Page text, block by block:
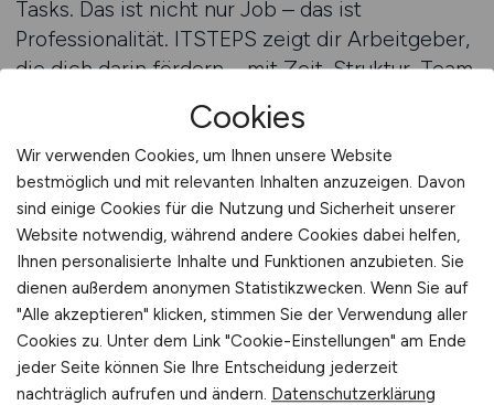
Tasks. Das ist nicht nur Job – das ist
Professionalität. ITSTEPS zeigt dir Arbeitgeber,
die dich darin fördern – mit Zeit, Struktur, Team
und Aufgaben. Nicht per Zufall – sondern mit
Zum Jobfinder
Wie du in DevOps einsteigst oder
dich weiterentwickelst
Du kommst vielleicht aus der
Systemadministration, aus dem Backend, aus
Cookies
Wir verwenden Cookies, um Ihnen unsere Website
bestmöglich und mit relevanten Inhalten anzuzeigen. Davon
sind einige Cookies für die Nutzung und Sicherheit unserer
Website notwendig, während andere Cookies dabei helfen,
Ihnen personalisierte Inhalte und Funktionen anzubieten. Sie
dienen außerdem anonymen Statistikzwecken. Wenn Sie auf
"Alle akzeptieren" klicken, stimmen Sie der Verwendung aller
Cookies zu. Unter dem Link "Cookie-Einstellungen" am Ende
jeder Seite können Sie Ihre Entscheidung jederzeit
nachträglich aufrufen und ändern. Datenschutzerklärung